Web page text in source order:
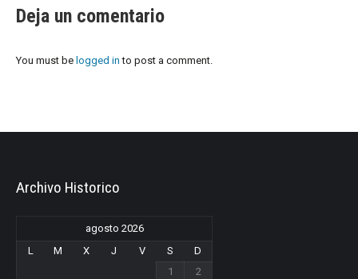
Deja un comentario
You must be logged in to post a comment.
Archivo Historico
agosto 2026
L
M X J V S
D
1
2